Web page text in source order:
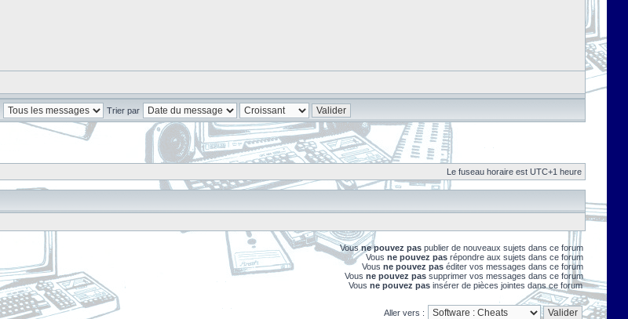
Trier par
Le fuseau horaire est UTC+1 heure
Vousne pouvez pas publier de nouveaux sujets dans ce forum
Vous ne pouvez pas répondre aux sujets dans ce forum
Vous ne pouvez pas éditer vos messages dans ce forum
Vous ne pouvez pas supprimer vos messages dans ce forum
Vous ne pouvez pas insérer de pièces jointes dans ce forum
Aller vers :